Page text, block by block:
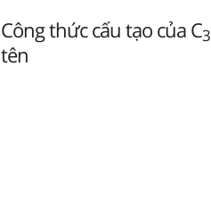
Công thức cấu tạo của C3
tên